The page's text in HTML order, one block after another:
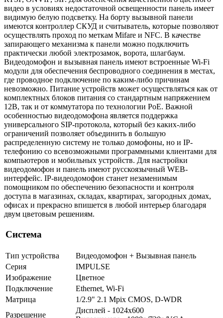
видео в условиях недостаточной освещенности панель имеет
видимую белую подсветку. На борту вызывной панели
имеются контроллер СКУД и считыватель, которые позволяют
осуществлять проход по меткам Mifare и NFC. В качестве
запирающего механизма к панели можно подключить
практически любой электрозамок, ворота, шлагбаум.
Видеодомофон и вызывная панель имеют встроенные Wi-Fi
модули для обеспечения беспроводного соединения в местах,
где проводное подключение по каким-либо причинам
невозможно. Питание устройств может осуществляться как от
комплектных блоков питания со стандартным напряжением
12В, так и от коммутатора по технологии PoE. Важной
особенностью видеодомофона является поддержка
универсального SIP-протокола, который без каких-либо
ограничений позволяет объединить в большую
распределенную систему не только домофоны, но и IP-
телефонию со всевозможными программными клиентами для
компьютеров и мобильных устройств. Для настройки
видеодомофон и панель имеют русскоязычный WEB-
интерфейс. IP-видеодомофон станет незаменимым
помощником по обеспечению безопасности и контроля
доступа в магазинах, складах, квартирах, загородных домах,
офисах и прекрасно впишется в любой интерьер благодаря
двум цветовым решениям.
Система
Тип устройства
Видеодомофон + Вызывная панель
Серия
IMPULSE
Изображение
Цветное
Подключение
Ethernet, Wi-Fi
Матрица
1/2.9" 2.1 Mpix CMOS, D-WDR
Разрешение
Дисплей - 1024x600